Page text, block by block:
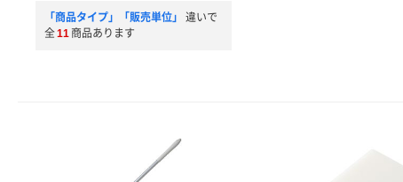
「商品タイプ」「販売単位」
違いで
全11 商品あります